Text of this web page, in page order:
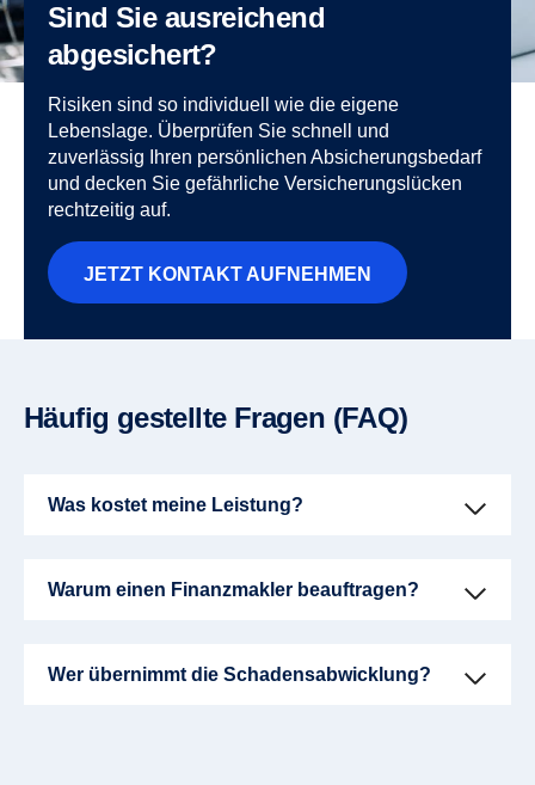
Sind Sie ausreichend
abgesichert?
Risiken sind so individuell wie die eigene
Lebenslage. Überprüfen Sie schnell und
zuverlässig Ihren persönlichen Absicherungsbedarf
und decken Sie gefährliche Versicherungslücken
rechtzeitig auf.
JETZT KONTAKT AUFNEHMEN
Häufig gestellte Fragen (FAQ)
Was kostet meine Leistung?
Warum einen Finanzmakler beauftragen?
Wer übernimmt die Schadensabwicklung?